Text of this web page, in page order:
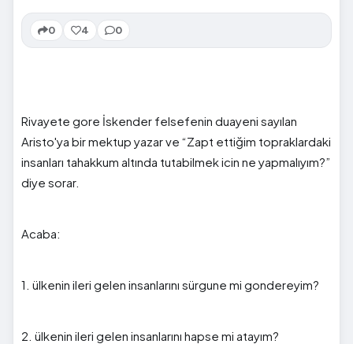
0 4 0
Rivayete gore İskender felsefenin duayeni sayılan
Aristo'ya bir mektup yazar ve “Zapt ettiğim topraklardaki
insanları tahakkum altında tutabilmek icin ne yapmalıyım?”
diye sorar.
Acaba:
1. ülkenin ileri gelen insanlarını sürgune mi gondereyim?
2. ülkenin ileri gelen insanlarını hapse mi atayım?